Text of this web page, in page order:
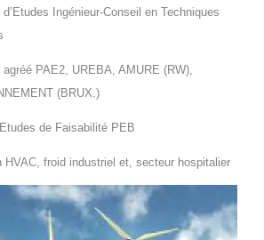
Ingénieur-Conseil en Techniques
PAE2, UREBA, AMURE (RW),
(BRUX.)
de Faisabilité PEB
HVAC, froid industriel et, secteur hospitalier